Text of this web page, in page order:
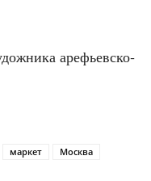
аре­фьев­ско­
маркет
Москва